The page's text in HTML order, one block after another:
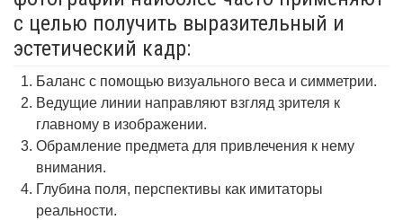
с целью получить выразительный и
эстетический кадр:
Баланс с помощью визуального веса и симметрии.
Ведущие линии направляют взгляд зрителя к
главному в изображении.
Обрамление предмета для привлечения к нему
внимания.
Глубина поля, перспективы как имитаторы
реальности.